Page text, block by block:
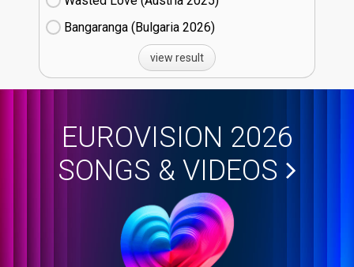
Bangaranga (Bulgaria
26)
view result
EUROVISION 2026
SONGS & VIDEOS